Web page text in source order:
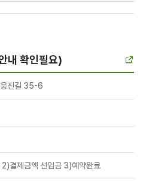
내 확인필요)
웅진길 35-6
2)결제금액 선입금 3)예약완료